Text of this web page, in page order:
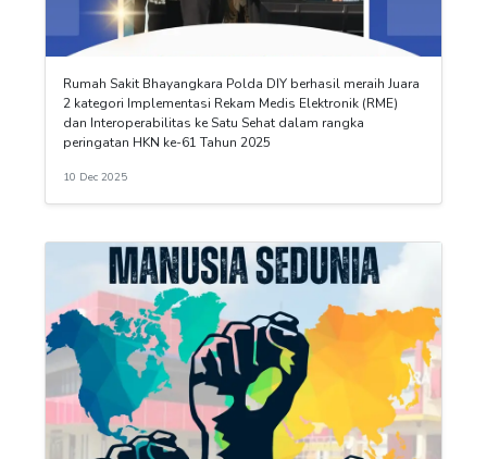
Rumah Sakit Bhayangkara Polda DIY berhasil meraih Juara
2 kategori Implementasi Rekam Medis Elektronik (RME)
dan Interoperabilitas ke Satu Sehat dalam rangka
peringatan HKN ke-61 Tahun 2025
10 Dec 2025